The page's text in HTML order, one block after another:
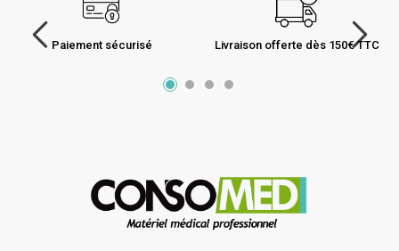
Paiement sécurisé Livraison offerte dès 150€ TTC